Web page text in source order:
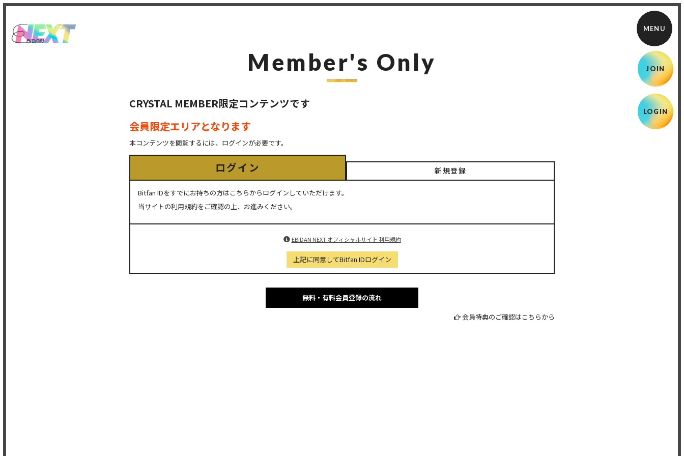
JOIN
LOGIN
Member's Only
CRYSTAL MEMBER限定コンテンツです
会員限定エリアとなります
本コンテンツを閲覧するには、ログインが必要です。
ログイン 新規登録
Bitfan IDをすでにお持ちの方はこちらからログインしていただけます。
当サイトの利用規約をご確認の上、お進みください。
EBiDAN NEXT オフィシャルサイト 利用規約
上記に同意してBitfan IDログイン
無料・有料会員登録の流れ
会員特典のご確認はこちらから